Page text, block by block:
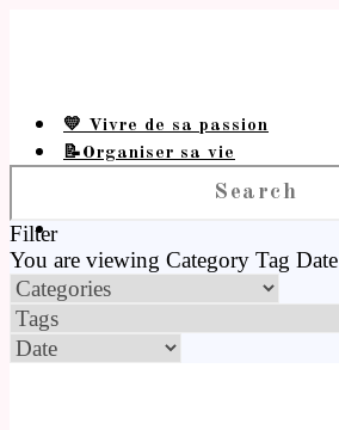
💛 Vivre de sa passion
📝Organiser sa vie
Filter
You are viewing Category Tag Date